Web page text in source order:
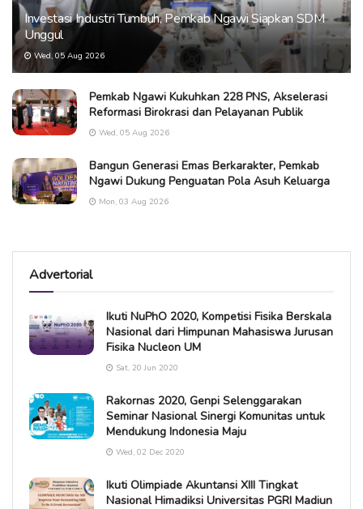
Investasi Industri Tumbuh, Pemkab Ngawi Siapkan SDM
Unggul
Wed, 05 Aug 2026
Pemkab Ngawi Kukuhkan 228 PNS, Akselerasi
Reformasi Birokrasi dan Pelayanan Publik
Wed, 05 Aug 2026
Bangun Generasi Emas Berkarakter, Pemkab
Ngawi Dukung Penguatan Pola Asuh Keluarga
Mon, 03 Aug 2026
Advertorial
Ikuti NuPhO 2020, Kompetisi Fisika Berskala
Nasional dari Himpunan Mahasiswa Jurusan
Fisika Nucleon UM
Sat, 20 Jun 2020
Rakornas 2020, Genpi Selenggarakan
Seminar Nasional Sinergi Komunitas untuk
Mendukung Indonesia Maju
Wed, 02 Dec 2020
Ikuti Olimpiade Akuntansi XIII Tingkat
Nasional Himadiksi Universitas PGRI Madiun